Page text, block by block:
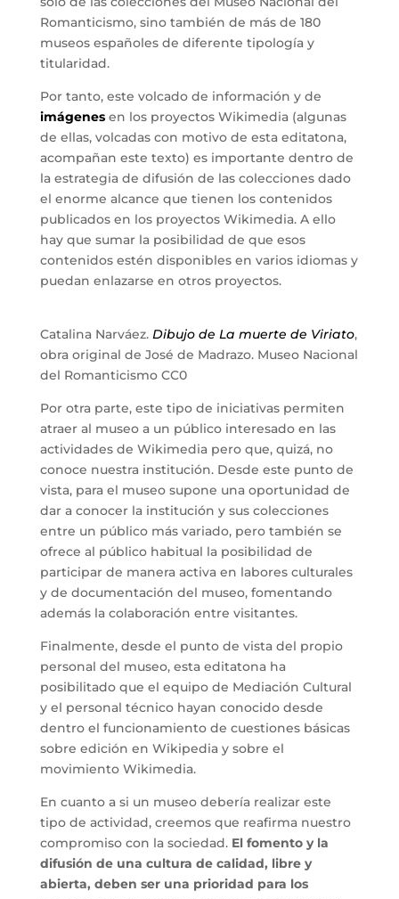
Romanticismo, sino también de más de 180
museos españoles de diferente tipología y
titularidad.
Por tanto, este volcado de información y de
imágenesen los proyectos Wikimedia (algunas
de ellas, volcadas con motivo de esta editatona,
acompañan este texto) es importante dentro de
la estrategia de difusión de las colecciones dado
el enorme alcance que tienen los contenidos
publicados en los proyectos Wikimedia. A ello
hay que sumar la posibilidad de que esos
contenidos estén disponibles en varios idiomas y
puedan enlazarse en otros proyectos.
Catalina Narváez. Dibujo de La muerte de Viriato,
obra original de José de Madrazo. Museo Nacional
del Romanticismo CC0
Por otra parte, este tipo de iniciativas permiten
atraer al museo a un público interesado en las
actividades de Wikimedia pero que, quizá, no
conoce nuestra institución. Desde este punto de
vista, para el museo supone una oportunidad de
dar a conocer la institución y sus colecciones
entre un público más variado, pero también se
ofrece al público habitual la posibilidad de
participar de manera activa en labores culturales
y de documentación del museo, fomentando
además la colaboración entre visitantes.
Finalmente, desde el punto de vista del propio
personal del museo, esta editatona ha
posibilitado que el equipo de Mediación Cultural
y el personal técnico hayan conocido desde
dentro el funcionamiento de cuestiones básicas
sobre edición en Wikipedia y sobre el
movimiento Wikimedia.
En cuanto a si un museo debería realizar este
tipo de actividad, creemos que reafirma nuestro
compromiso con la sociedad. El fomento y la
difusión de una cultura de calidad, libre y
abierta, deben ser una prioridad para los